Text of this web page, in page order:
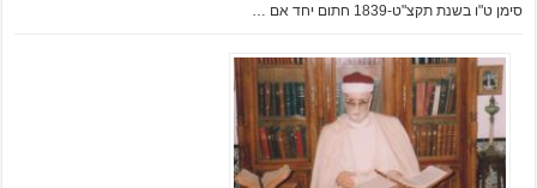
סימן ט"ו בשנת תקצ"ט-1839 חתום יחד אם …